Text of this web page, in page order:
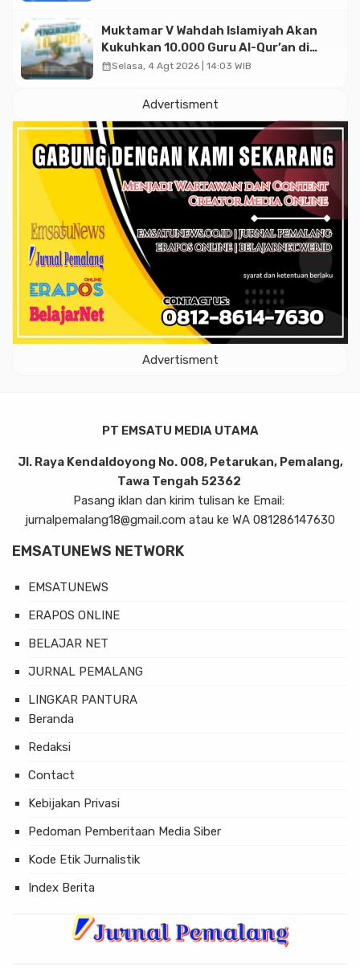
Muktamar V Wahdah Islamiyah Akan
Kukuhkan 10.000 Guru Al-Qur’an di
Masjid Istiqlal
calendar_monthSelasa, 4 Agt 2026 | 14:03 WIB
Advertisment
Advertisment
PT EMSATU MEDIA UTAMA
Jl. Raya Kendaldoyong No. 008, Petarukan, Pemalang,
Tawa Tengah 52362
Pasang iklan dan kirim tulisan ke Email:
jurnalpemalang18@gmail.com atau ke WA 081286147630
EMSATUNEWS NETWORK
EMSATUNEWS
ERAPOS ONLINE
BELAJAR NET
JURNAL PEMALANG
LINGKAR PANTURA
Beranda
Redaksi
Contact
Kebijakan Privasi
Pedoman Pemberitaan Media Siber
Kode Etik Jurnalistik
Index Berita